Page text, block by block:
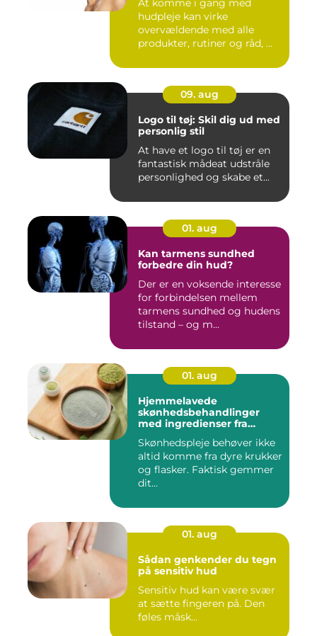
At komme i gang med
hudpleje kan virke
overvældende med alle
produkter, rutiner og råd, ...
09. aug
Logo til tøj: Skil dig ud med
personlig stil
At have et logo til tøj er en
fantastisk mådeat udstråle
personlighed og skabe et...
01. aug
Kan tarmens sundhed
forbedre din hud?
Der er en voksende interesse
for forbindelsen mellem
tarmens sundhed og hudens
tilstand – og m...
01. aug
Hjemmelavede
skønhedsbehandlinger
med ingredienser fra
Skønhedspleje behøver ikke
altid komme fra dyre krukker
og flasker. Faktisk gemmer
dit...
01. aug
Sådan genkender du tegn
på sensitiv hud
Sensitiv hud kan være svær
at sætte fingeren på. Den
føles måsk...